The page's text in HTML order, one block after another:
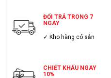
ĐỔI TRẢ TRONG 7
NGÀY
✓ Kho hàng có sẳn
CHIẾT KHẤU NGAY
10%